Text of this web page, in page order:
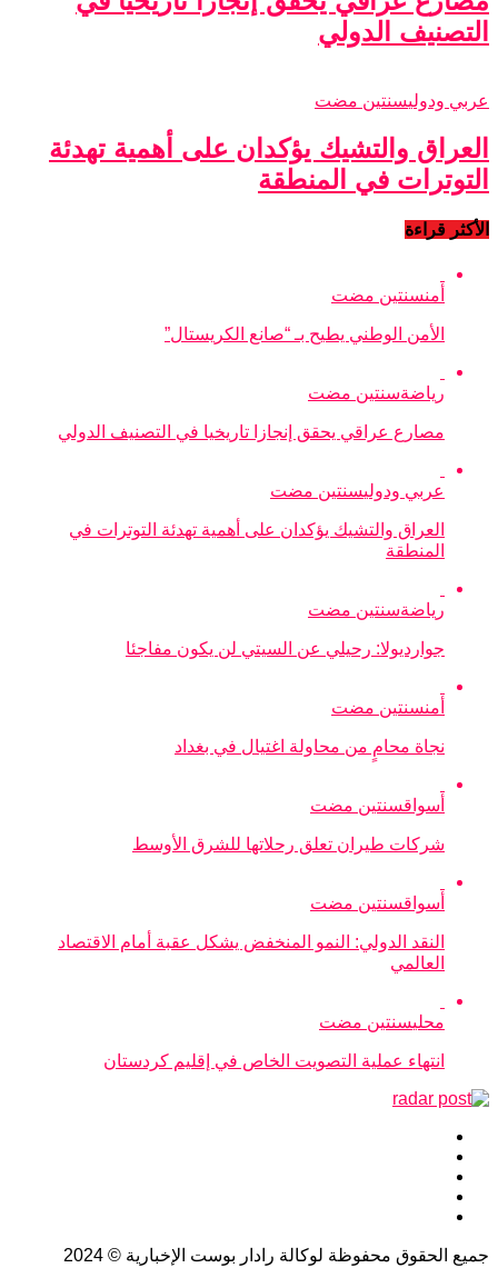
التصنيف الدولي
عربي ودوليسنتين مضت
العراق والتشيك يؤكدان على أهمية تهدئة
التوترات في المنطقة
الأكثر قراءة
أمنسنتين مضت
الأمن الوطني يطيح بـ “صانع الكريستال”
رياضةسنتين مضت
مصارع عراقي يحقق إنجازا تاريخيا في التصنيف الدولي
عربي ودوليسنتين مضت
العراق والتشيك يؤكدان على أهمية تهدئة التوترات في
المنطقة
رياضةسنتين مضت
جوارديولا: رحيلي عن السيتي لن يكون مفاجئا
أمنسنتين مضت
نجاة محامٍ من محاولة اغتيال في بغداد
أسواقسنتين مضت
شركات طيران تعلق رحلاتها للشرق الأوسط
أسواقسنتين مضت
النقد الدولي: النمو المنخفض يشكل عقبة أمام الاقتصاد
العالمي
محليسنتين مضت
انتهاء عملية التصويت الخاص في إقليم كردستان
جميع الحقوق محفوظة لوكالة رادار بوست الإخبارية © 2024